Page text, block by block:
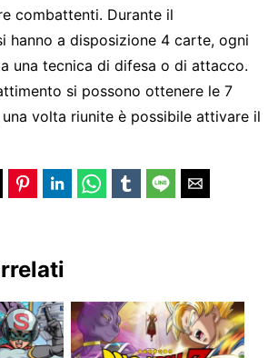
combattenti. Durante il
hanno a disposizione 4 carte, ogni
una tecnica di difesa o di attacco.
si possono ottenere le 7
volta riunite è possibile attivare il